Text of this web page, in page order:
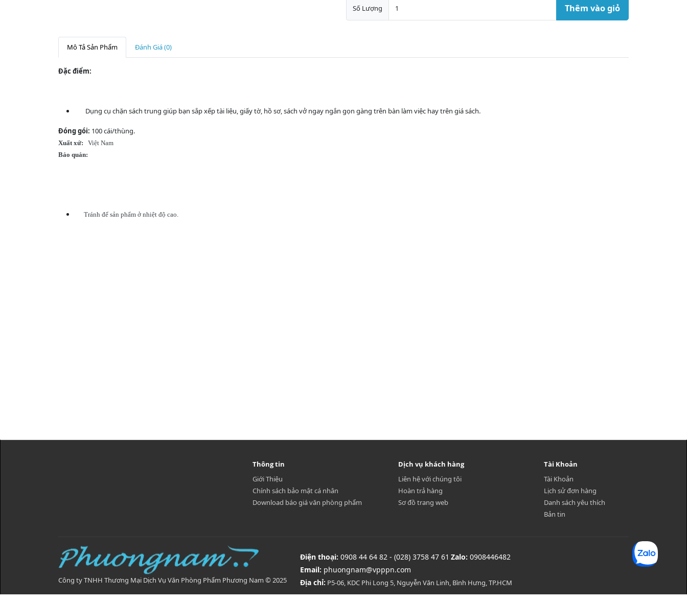
Số Lượng Thêm vào giỏ
Mô Tả Sản Phẩm Đánh Giá (0)
Đặc điểm:
Dụng cụ chặn sách trung giúp bạn sắp xếp tài liệu, giấy tờ, hồ sơ, sách vở ngay ngắn gọn gàng trên bàn làm việc hay trên giá sách.
Đóng gói: 100 cái/thùng.
Xuất xứ: Việt Nam
Bảo quản:
Tránh để sản phẩm ở nhiệt độ cao.
Thông tin
Giới Thiệu
Chính sách bảo mật cá nhân
Download báo giá văn phòng phẩm
Dịch vụ khách hàng
Liên hệ với chúng tôi
Hoàn trả hàng
Sơ đồ trang web
Tài Khoản
Tài Khoản
Lịch sử đơn hàng
Danh sách yêu thích
Bản tin
Công ty TNHH Thương Mại Dịch Vụ Văn Phòng Phẩm Phương Nam © 2025
Điện thoại: 0908 44 64 82 - (028) 3758 47 61 Zalo: 0908446482
Email: phuongnam@vpppn.com
Địa chỉ: P5-06, KDC Phi Long 5, Nguyễn Văn Linh, Bình Hưng, TP.HCM